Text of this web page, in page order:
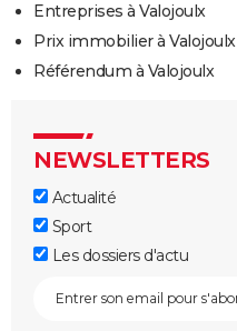
Entreprises à Valojoulx
Prix immobilier à Valojoulx
Référendum à Valojoulx
NEWSLETTERS
Actualité
Sport
Les dossiers d'actu